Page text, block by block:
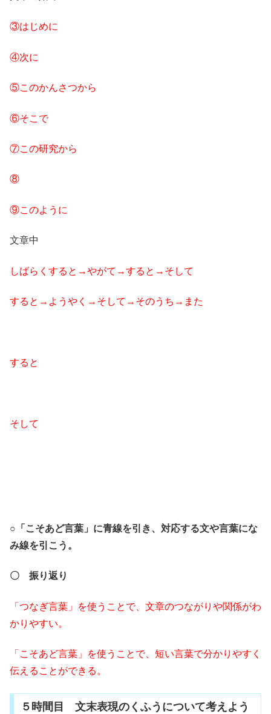
③はじめに
④次に
⑤このかんさつから
⑥そこで
⑦この研究から
⑧
⑨このように
文章中
しばらくすると→やがて→すると→そして
すると→ようやく→そして→そのうち→また
すると
そして
○「こそあど言葉」に青線を引き、対応する文や言葉にな
み線を引こう。
〇 振り返り
「つなぎ言葉」を使うことで、文章のつながりや関係がわ
かりやすい。
「こそあど言葉」を使うことで、短い言葉で分かりやすく
伝えることができる。
５時間目 文末表現のくふうについて考えよう